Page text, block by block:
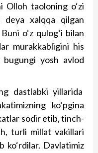
Olloh taoloning o‘zi
deya xalqqa qilgan
o‘z qulog‘i bilan
murakkabligini his
yosh avlod
dastlabki yillarida
ko‘pgina
sodir etib, tinch-
turli millat vakillari
ko‘rdilar. Davlatimiz